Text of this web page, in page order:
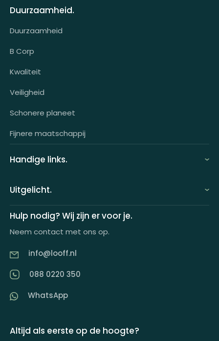
Looff attentprogramma | Collega's
Tarieven
Voor wie?
Klantcases
HR-koppeling
OCI-koppeling
Contact
Werken bij
Duurzaamheid.
Duurzaamheid
B Corp
Kwaliteit
Veiligheid
Schonere planeet
Fijnere maatschappij
Handige links.
FAQ
Demo aanvragen
Impactrapport
Uitgelicht.
Keuzecadeauconcepten
Looff keuzecadeaukaart
Producten in huisstijl
Hulp nodig? Wij zijn er voor je.
Neem contact met ons op.
info@looff.nl
088 0220 350
WhatsApp
Altijd als eerste op de hoogte?